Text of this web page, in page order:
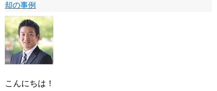
却の事例
こんにちは！